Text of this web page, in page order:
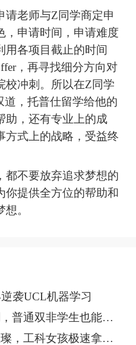
老师与Z同学商定申
，申请时间，申请难度
用各项目截止的时间
，再寻找细分方向对
校冲刺。所以在Z同学
道，托普仕留学给他的
助，还有专业上的成
方式上的战略，受益终
不要放弃追求梦想的
你提供全方位的帮助和
。
袭UCL机器学习
托普仕捷报丨做好规划，普通双非学生也能逆袭UCL
托普仕捷报丨晚启亦璀璨，工科女孩极速拿下港新名校计算机硕士